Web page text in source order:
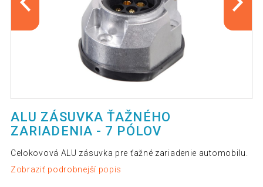
ALU ZÁSUVKA ŤAŽNÉHO
ZARIADENIA - 7 PÓLOV
Celokovová ALU zásuvka pre ťažné zariadenie automobilu.
Zobraziť podrobnejší popis